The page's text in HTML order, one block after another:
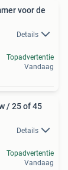
voor de
Details
Topadvertentie
Vandaag
/ 25 of 45
Details
Topadvertentie
Vandaag